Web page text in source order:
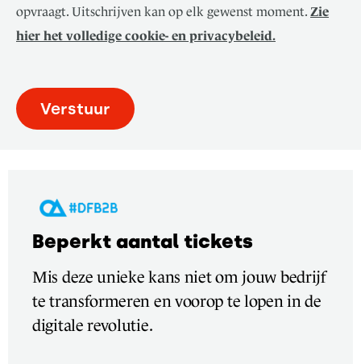
opvraagt. Uitschrijven kan op elk gewenst moment. Zie
hier het volledige cookie- en privacybeleid.
Beperkt aantal tickets
Mis deze unieke kans niet om jouw bedrijf
te transformeren en voorop te lopen in de
digitale revolutie.